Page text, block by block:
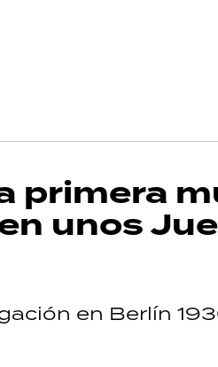
primera
unos
en Berlín